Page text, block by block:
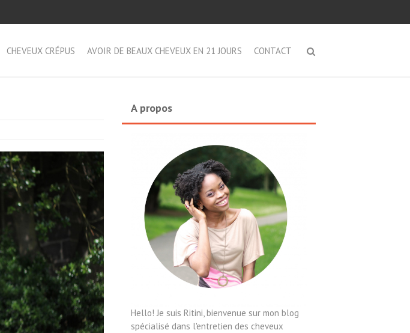
CHEVEUX CRÉPUS AVOIR DE BEAUX CHEVEUX EN 21 JOURS CONTACT
A propos
Hello! Je suis Ritini, bienvenue sur mon blog
spécialisé dans l'entretien des cheveux